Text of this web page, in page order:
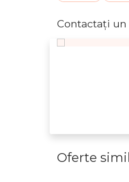
Contactaţi
Oferte